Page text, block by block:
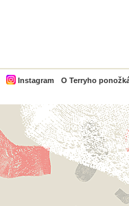
Instagram O Terryho